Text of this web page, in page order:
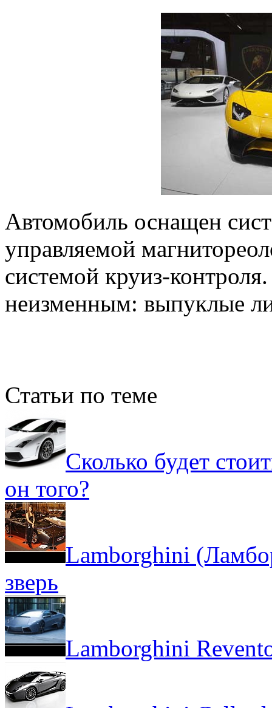
Автомобиль оснащен
управляемой
системой круиз-
неизменным: выпуклые
Статьи по теме
Сколько будет
он того?
Lamborghini
зверь
Lamborghini